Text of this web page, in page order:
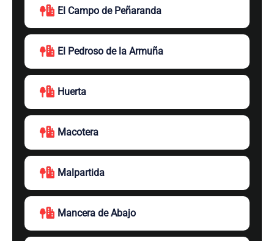
El Campo de Peñaranda
El Pedroso de la Armuña
Huerta
Macotera
Malpartida
Mancera de Abajo